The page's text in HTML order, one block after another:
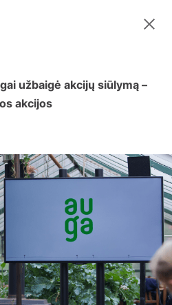
užbaigė akcijų siūlymą –
akcijos